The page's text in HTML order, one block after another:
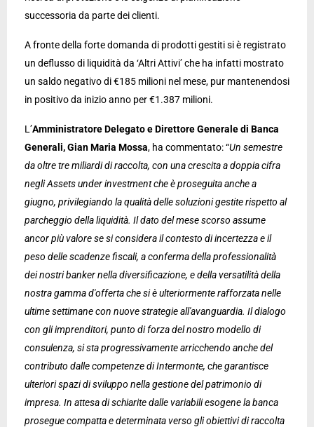
successoria da parte dei clienti.
A fronte della forte domanda di prodotti gestiti si è registrato
un deflusso di liquidità da ‘Altri Attivi’ che ha infatti mostrato
un saldo negativo di €185 milioni nel mese, pur mantenendosi
in positivo da inizio anno per €1.387 milioni.
L’Amministratore Delegato e Direttore Generale di Banca
Generali, Gian Maria Mossa, ha commentato: “Un semestre
da oltre tre miliardi di raccolta, con una crescita a doppia cifra
negli Assets under investment che è proseguita anche a
giugno, privilegiando la qualità delle soluzioni gestite rispetto al
parcheggio della liquidità. Il dato del mese scorso assume
ancor più valore se si considera il contesto di incertezza e il
peso delle scadenze fiscali, a conferma della professionalità
dei nostri banker nella diversificazione, e della versatilità della
nostra gamma d'offerta che si è ulteriormente rafforzata nelle
ultime settimane con nuove strategie all'avanguardia. Il dialogo
con gli imprenditori, punto di forza del nostro modello di
consulenza, si sta progressivamente arricchendo anche del
contributo dalle competenze di Intermonte, che garantisce
ulteriori spazi di sviluppo nella gestione del patrimonio di
impresa. In attesa di schiarite dalle variabili esogene la banca
prosegue compatta e determinata verso gli obiettivi di raccolta